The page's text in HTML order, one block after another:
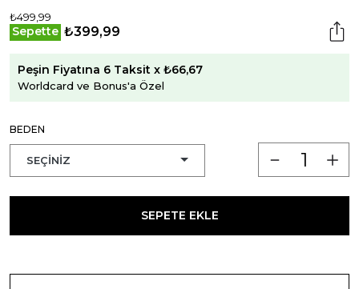
₺499,99
Sepette ₺399,99
Peşin Fiyatına 6 Taksit x ₺66,67
Worldcard ve Bonus'a Özel
BEDEN
SEPETE EKLE